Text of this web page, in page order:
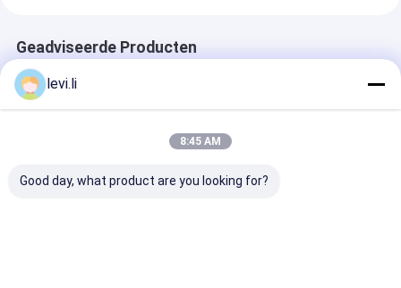
Geadviseerde Producten
levi.li
8:45 AM
Good day, what product are you looking for?